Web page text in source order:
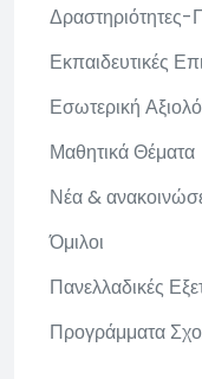
Εκπαιδευτικές
Εσωτερική
Μαθητικά Θέματα
Νέα &
Όμιλοι
Πανελλαδικές
Προγράμματα